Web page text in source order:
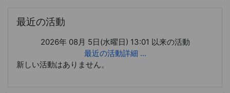
最近の活動
2026年 08月 5日(水曜日) 13:01 以来の活動
最近の活動詳細 ...
新しい活動はありません。